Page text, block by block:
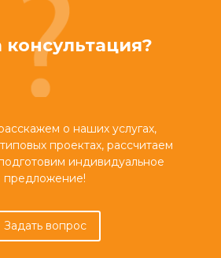
о наших услугах,
проектах, рассчитаем
индивидуальное
предложение!
Задать вопрос